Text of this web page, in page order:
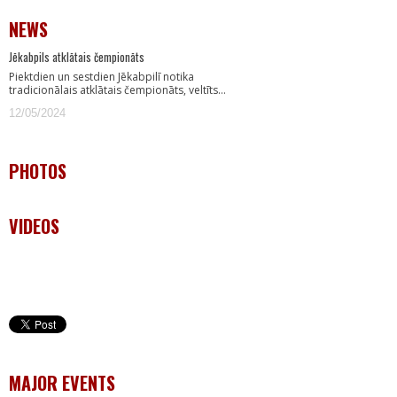
NEWS
Jēkabpils atklātais čempionāts
Piektdien un sestdien Jēkabpilī notika
tradicionālais atklātais čempionāts, veltīts…
12/05/2024
PHOTOS
VIDEOS
MAJOR EVENTS